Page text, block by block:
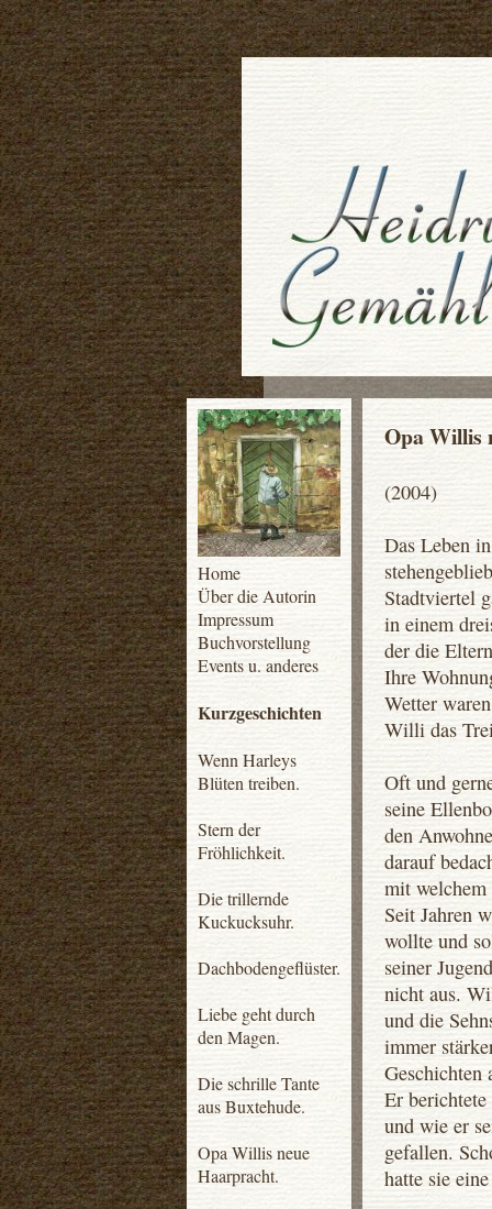
Home
Über die Autorin
Impressum
Buchvorstellung
Events u. anderes
Kurzgeschichten
Wenn Harleys
Blüten treiben.
Stern der
Fröhlichkeit.
Die trillernde
Kuckucksuhr.
Dachbodengeflüster.
Liebe geht durch
den Magen.
Die schrille Tante
aus Buxtehude.
Opa Willis neue
Haarpracht.
Opa Willis
(2004)
Das Leben
Stadtviertel
in einem
der die
Ihre
Wetter
Willi das
Oft und
seine
den
darauf
mit welchem
Seit Jahren
wollte und
seiner
nicht aus.
und die
immer
Geschichten
Er
und wie er
gefallen.
hatte sie